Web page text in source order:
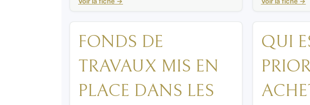
FONDS DE
TRAVAUX MIS EN
PLACE DANS LES
QUI